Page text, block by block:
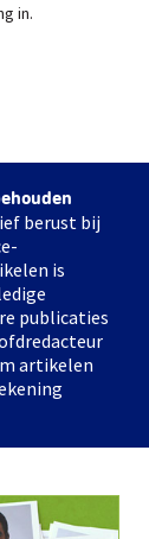
in.
berust bij
is
publicaties
artikelen